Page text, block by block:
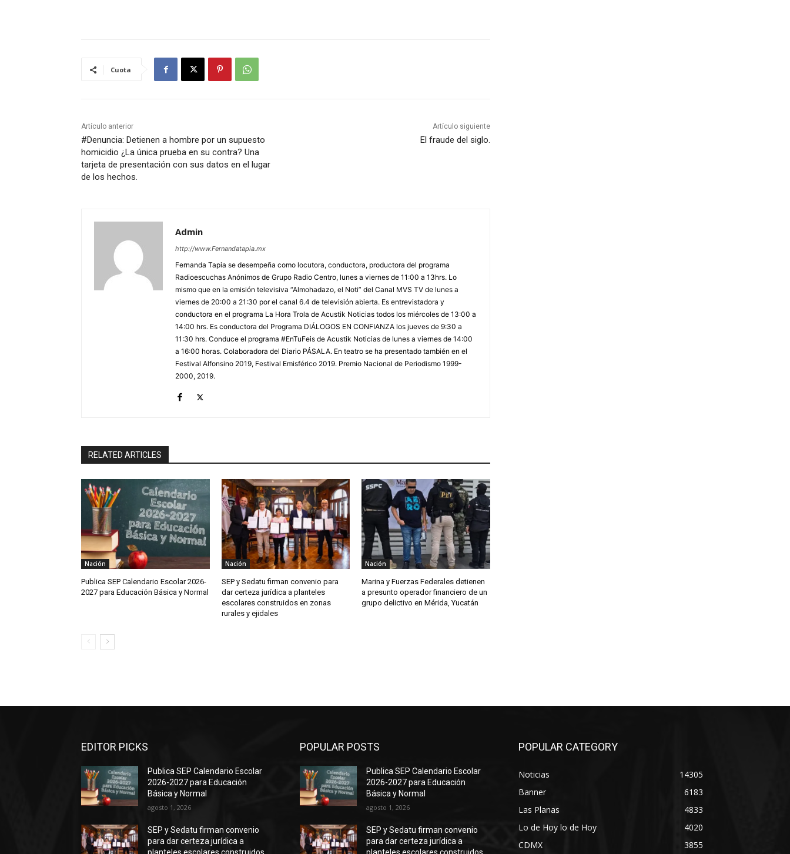
Cuota
Artículo anterior
#Denuncia: Detienen a hombre por un supuesto
homicidio ¿La única prueba en su contra? Una
tarjeta de presentación con sus datos en el lugar
de los hechos.
Artículo siguiente
El fraude del siglo.
Admin
http://www.Fernandatapia.mx
Fernanda Tapia se desempeña como locutora, conductora, productora del programa
Radioescuchas Anónimos de Grupo Radio Centro, lunes a viernes de 11:00 a 13hrs. Lo
mismo que en la emisión televisiva “Almohadazo, el Noti” del Canal MVS TV de lunes a
viernes de 20:00 a 21:30 por el canal 6.4 de televisión abierta. Es entrevistadora y
conductora en el programa La Hora Trola de Acustik Noticias todos los miércoles de 13:00 a
14:00 hrs. Es conductora del Programa DIÁLOGOS EN CONFIANZA los jueves de 9:30 a
11:30 hrs. Conduce el programa #EnTuFeis de Acustik Noticias de lunes a viernes de 14:00
a 16:00 horas. Colaboradora del Diario PÁSALA. En teatro se ha presentado también en el
Festival Alfonsino 2019, Festival Emisférico 2019. Premio Nacional de Periodismo 1999-
2000, 2019.
RELATED ARTICLES
Nación
Publica SEP Calendario Escolar 2026-
2027 para Educación Básica y Normal
Nación
SEP y Sedatu firman convenio para
dar certeza jurídica a planteles
escolares construidos en zonas
rurales y ejidales
Nación
Marina y Fuerzas Federales detienen
a presunto operador financiero de un
grupo delictivo en Mérida, Yucatán
EDITOR PICKS
Publica SEP Calendario Escolar
2026-2027 para Educación
Básica y Normal
agosto 1, 2026
SEP y Sedatu firman convenio
para dar certeza jurídica a
POPULAR POSTS
Publica SEP Calendario Escolar
2026-2027 para Educación
Básica y Normal
agosto 1, 2026
SEP y Sedatu firman convenio
para dar certeza jurídica a
POPULAR CATEGORY
Noticias
14305
Banner
6183
Las Planas
4833
Lo de Hoy lo de Hoy
4020
CDMX
3855